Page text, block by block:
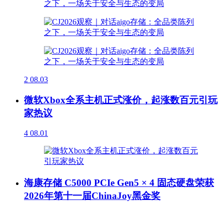
2 08.03
微软Xbox全系主机正式涨价，起涨数百元引玩
家热议
4 08.01
海康存储 C5000 PCIe Gen5 × 4 固态硬盘荣获
2026年第十一届ChinaJoy黑金奖